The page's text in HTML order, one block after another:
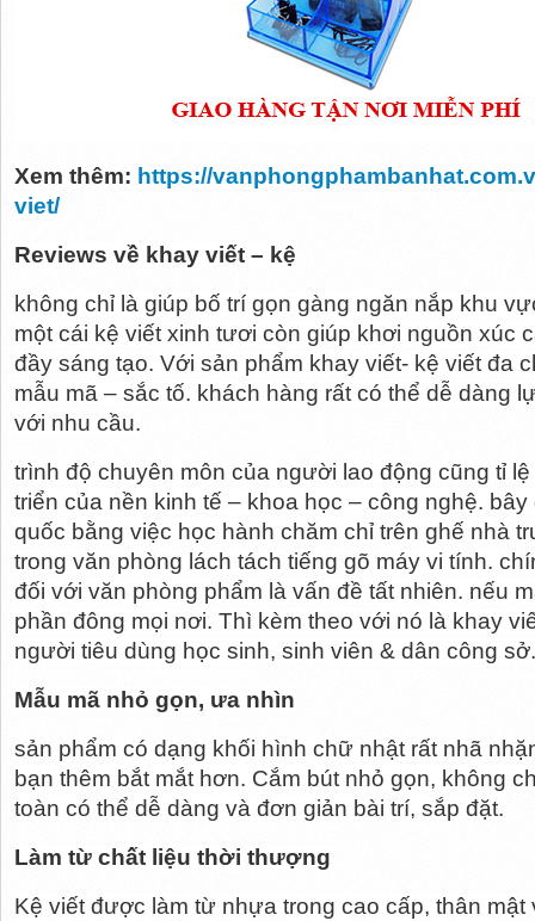
Xem thêm: https://
viet/
Reviews về khay viết – kệ
không chỉ là giúp bố trí gọn gàng ngăn nắp khu
một cái kệ viết xinh tươi còn giúp khơi nguồn xúc
đầy sáng tạo. Với sản phẩm khay viết- kệ viết đa
mẫu mã – sắc tố. khách hàng rất có thể dễ dàng
với nhu cầu.
trình độ chuyên môn của người lao động cũng tỉ
triển của nền kinh tế – khoa học – công nghệ.
quốc bằng việc học hành chăm chỉ trên ghế nhà
trong văn phòng lách tách tiếng gõ máy vi tính.
đối với văn phòng phẩm là vấn đề tất nhiên. nếu
phần đông mọi nơi. Thì kèm theo với nó là khay
người tiêu dùng học sinh, sinh viên & dân công sở.
Mẫu mã nhỏ gọn, ưa nhìn
sản phẩm có dạng khối hình chữ nhật rất nhã
bạn thêm bắt mắt hơn. Cắm bút nhỏ gọn, không
toàn có thể dễ dàng và đơn giản bài trí, sắp đặt.
Làm từ chất liệu thời thượng
Kệ viết được làm từ nhựa trong cao cấp, thân